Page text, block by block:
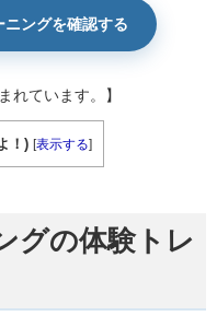
ングを確認する
れています。】
！) [表示する]
グの体験トレ